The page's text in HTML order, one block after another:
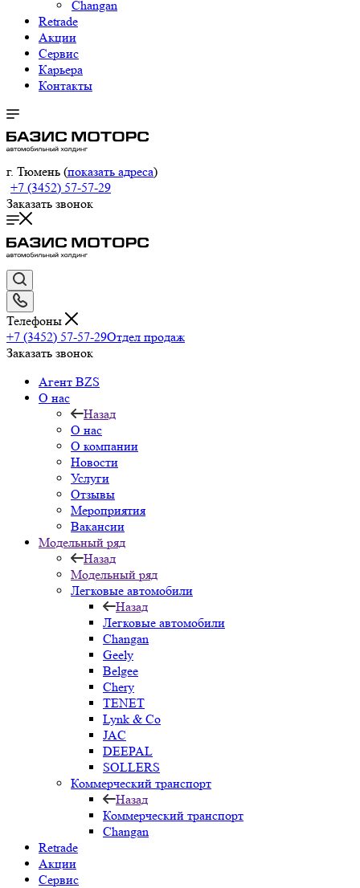
Changan
Retrade
Акции
Сервис
Карьера
Контакты
г. Тюмень (показать адреса)
+7 (3452) 57-57-29
Заказать звонок
Телефоны
+7 (3452) 57-57-29Отдел продаж
Заказать звонок
Агент BZS
О нас
Назад
О нас
О компании
Новости
Услуги
Отзывы
Мероприятия
Вакансии
Модельный ряд
Назад
Модельный ряд
Легковые автомобили
Назад
Легковые автомобили
Changan
Geely
Belgee
Chery
TENET
Lynk & Co
JAC
DEEPAL
SOLLERS
Коммерческий транспорт
Назад
Коммерческий транспорт
Changan
Retrade
Акции
Сервис